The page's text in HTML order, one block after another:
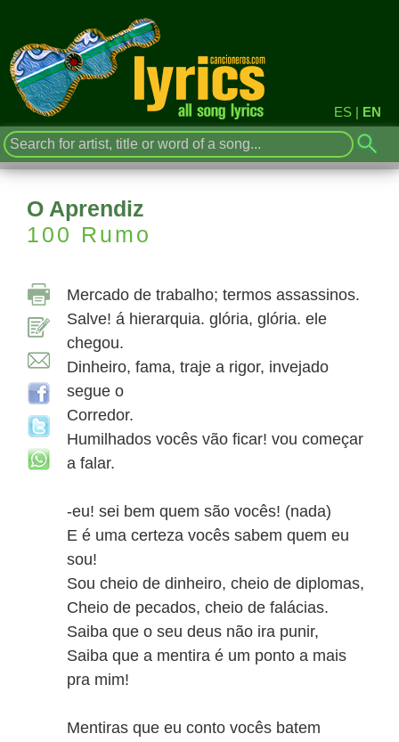
ES | EN
O Aprendiz
100 Rumo
Mercado de trabalho; termos assassinos.
Salve! á hierarquia. glória, glória. ele
chegou.
Dinheiro, fama, traje a rigor, invejado
segue o
Corredor.
Humilhados vocês vão ficar! vou começar
a falar.
-eu! sei bem quem são vocês! (nada)
E é uma certeza vocês sabem quem eu
sou!
Sou cheio de dinheiro, cheio de diplomas,
Cheio de pecados, cheio de falácias.
Saiba que o seu deus não ira punir,
Saiba que a mentira é um ponto a mais
pra mim!
Mentiras que eu conto vocês batem